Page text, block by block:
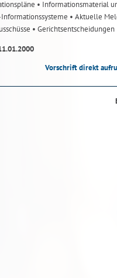
• Informationsmaterial
• Aktuelle
• Gerichtsentscheidungen
Vorschrift direkt